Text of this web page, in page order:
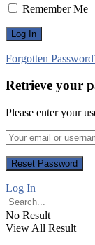
Remember Me
Forgotten
Retrieve your
Please enter your
Log In
No Result
View All Result